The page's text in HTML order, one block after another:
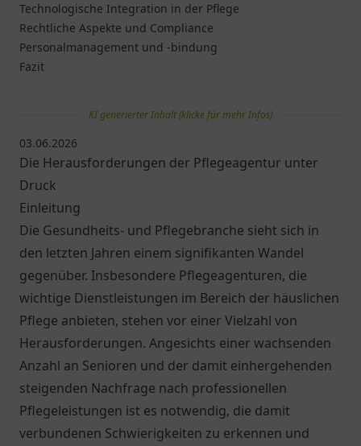
Technologische Integration in der Pflege
Rechtliche Aspekte und Compliance
Personalmanagement und -bindung
Fazit
KI generierter Inhalt (klicke für mehr Infos)
03.06.2026
Die Herausforderungen der Pflegeagentur unter
Druck
Einleitung
Die Gesundheits- und Pflegebranche sieht sich in
den letzten Jahren einem signifikanten Wandel
gegenüber. Insbesondere Pflegeagenturen, die
wichtige Dienstleistungen im Bereich der häuslichen
Pflege anbieten, stehen vor einer Vielzahl von
Herausforderungen. Angesichts einer wachsenden
Anzahl an Senioren und der damit einhergehenden
steigenden Nachfrage nach professionellen
Pflegeleistungen ist es notwendig, die damit
verbundenen Schwierigkeiten zu erkennen und